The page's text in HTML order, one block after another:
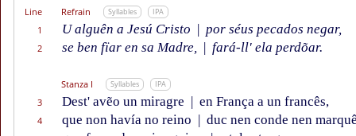
Line Refrain Syllables IPA
1 U alguên a Jesú Cristo | por séus pecados negar,
2 se ben fïar en sa Madre, | fará-ll' ela perdõar.
Stanza I Syllables IPA
3 Dest' avẽo un miragre | en França a un francês,
4 que non havía no reino | duc nen conde nen